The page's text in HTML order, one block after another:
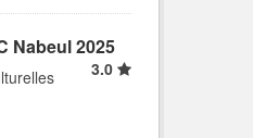
Nabeul 2025
3.0